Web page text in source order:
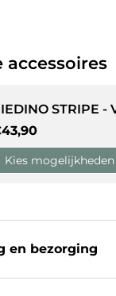
accessoires
STRIPE
prijs
Kies mogelijkheden
en bezorging